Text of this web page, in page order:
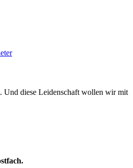
Und diese Leidenschaft wollen wir mit